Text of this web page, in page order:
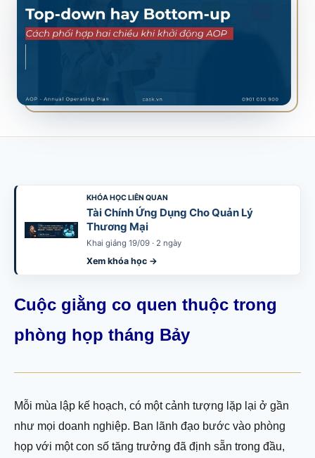
SALES & DISTRIBUTION
Design Winning Ecommerce Channel
Đăng ký ngay →
KHÓA HỌC LIÊN QUAN
Tài Chính Ứng Dụng Cho Quản Lý
Thương Mại
Khai giảng 19/09 · 2 ngày
Xem khóa học →
Cuộc giằng co quen thuộc trong
phòng họp tháng Bảy
Mỗi mùa lập kế hoạch, có một cảnh tượng lặp lại ở gần
như mọi doanh nghiệp. Ban lãnh đạo bước vào phòng
họp với một con số tăng trưởng đã định sẵn trong đầu,